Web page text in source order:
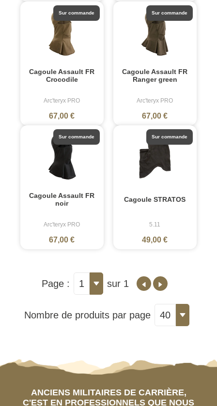
Cagoule Assault FR
Crocodile
Arc'teryx PRO
67,00 €
Sur commande
Cagoule Assault FR
Ranger green
Arc'teryx PRO
67,00 €
Sur commande
Cagoule Assault FR
noir
Arc'teryx PRO
67,00 €
Sur commande
Cagoule STRATOS
5.11
49,00 €
Sur commande
Page : 1 sur 1
Nombre de produits par page 40
ANCIENS MILITAIRES DE CARRIÈRE,
C'EST EN PROFESSIONNELS QUE NOUS